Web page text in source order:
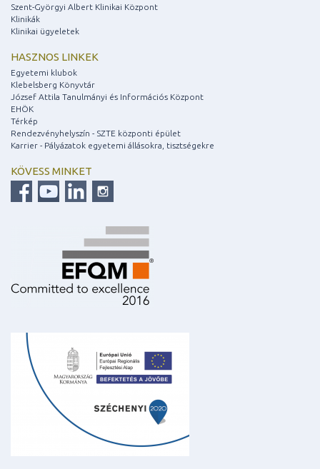
Szent-Györgyi Albert Klinikai Központ
Klinikák
Klinikai ügyeletek
HASZNOS LINKEK
Egyetemi klubok
Klebelsberg Könyvtár
József Attila Tanulmányi és Információs Központ
EHÖK
Térkép
Rendezvényhelyszín - SZTE központi épület
Karrier - Pályázatok egyetemi állásokra, tisztségekre
KÖVESS MINKET